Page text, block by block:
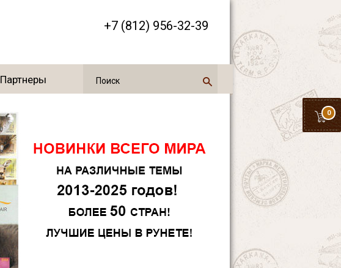
+7 (812) 956-32-39
0
Партнеры